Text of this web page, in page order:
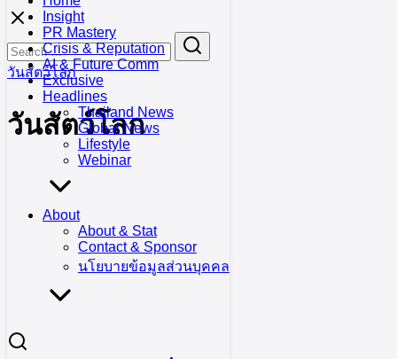
Skip
content
Insight
PR Mastery
Crisis & Reputation
AI & Future Comm
Exclusive
Headlines
Thailand News
Global News
Lifestyle
Webinar
About
About & Stat
Contact & Sponsor
นโยบายข้อมูลส่วนบุคคล
Search
for:
วันสัตว์โลก
วันสัตว์โลก